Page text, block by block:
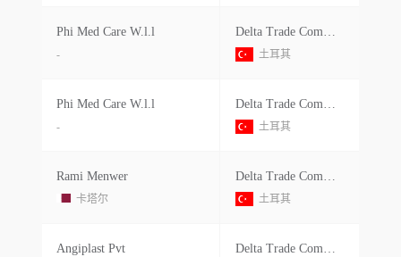
Phi Med Care W.l.l
-
Delta Trade Company Sağlik Anonim Şirketi
土耳其
Phi Med Care W.l.l
-
Delta Trade Company Sağlik Anonim Şirketi
土耳其
Rami Menwer
卡塔尔
Delta Trade Company Sağlik Anonim Şirketi
土耳其
Angiplast Pvt Delta Trade Company Sağlik Anonim Şirketi